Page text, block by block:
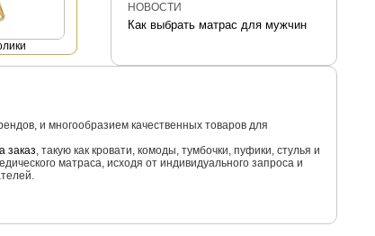
НОВОСТИ
Как выбрать матрас для мужчин
и многообразием качественных товаров для
заказ, такую как кровати, комоды, тумбочки, пуфики, стулья и
матраса, исходя от индивидуального запроса и